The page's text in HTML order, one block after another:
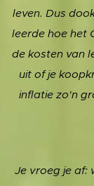
leven. Dus
leerde hoe het
de kosten van
uit of je
inflatie zo'n
Je vroeg je af: